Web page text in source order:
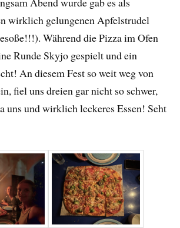
wirklich gelungenen Apfelstrudel
Während die Pizza im Ofen
Runde Skyjo gespielt und ein
An diesem Fest so weit weg von
fiel uns dreien gar nicht so schwer,
uns und wirklich leckeres Essen! Seht